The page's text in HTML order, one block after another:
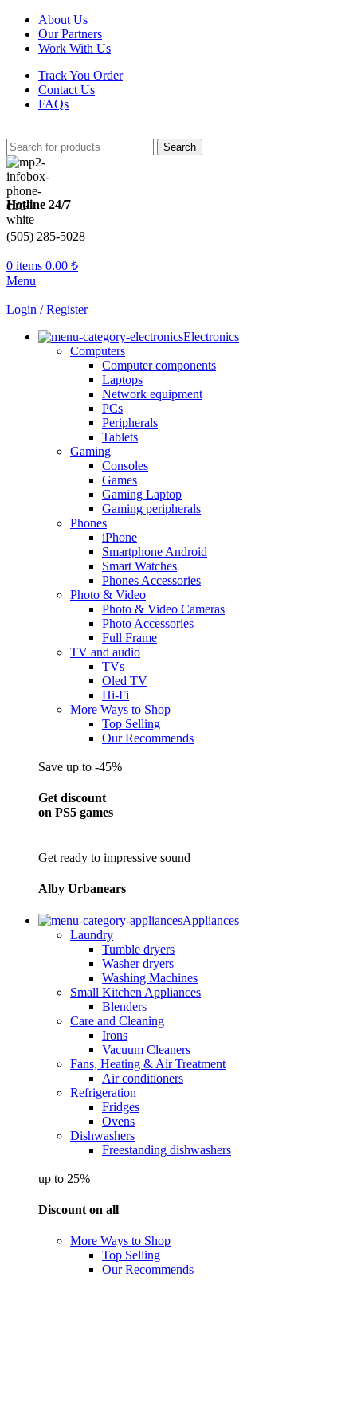
About Us
Our Partners
Work With Us
Track You Order
Contact Us
FAQs
Search
Hotline 24/7
(505) 285-5028
0 items 0.00 ₺
Menu
Login / Register
Electronics
Computers
Computer components
Laptops
Network equipment
PCs
Peripherals
Tablets
Gaming
Consoles
Games
Gaming Laptop
Gaming peripherals
Phones
iPhone
Smartphone Android
Smart Watches
Phones Accessories
Photo & Video
Photo & Video Cameras
Photo Accessories
Full Frame
TV and audio
TVs
Oled TV
Hi-Fi
More Ways to Shop
Top Selling
Our Recommends
Save up to -45%
Get discount
on PS5 games
Get ready to impressive sound
Alby Urbanears
Appliances
Laundry
Tumble dryers
Washer dryers
Washing Machines
Small Kitchen Appliances
Blenders
Care and Cleaning
Irons
Vacuum Cleaners
Fans, Heating & Air Treatment
Air conditioners
Refrigeration
Fridges
Ovens
Dishwashers
Freestanding dishwashers
up to 25%
Discount on all
More Ways to Shop
Top Selling
Our Recommends